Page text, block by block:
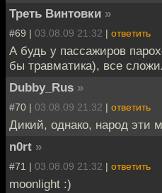
Треть Винтовки »
#69 | 03.08.09 21:32 | ответить
А будь у пассажиров
бы травматика), все
Dubby_Rus »
#70 | 03.08.09 21:32 | ответить
Дикий, однако, народ эти
n0rt »
#71 | 03.08.09 21:32 | ответить
moonlight :)